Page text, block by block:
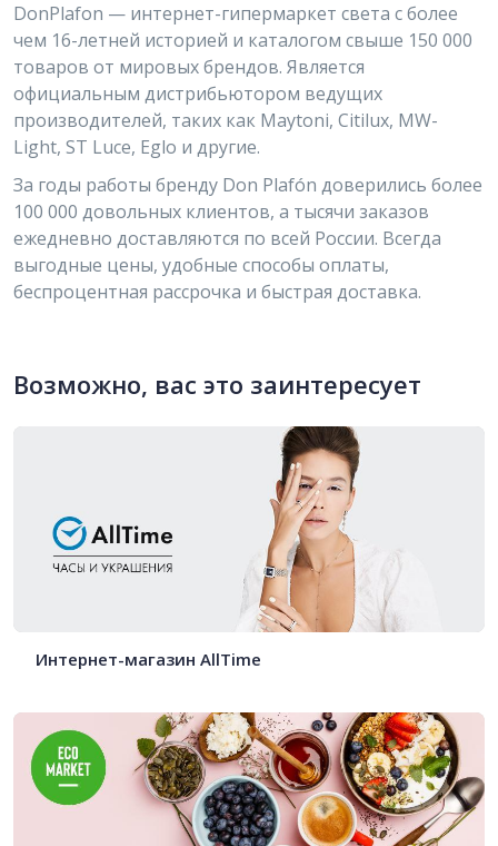
DonPlafon — интернет-гипермаркет света с более
чем 16-летней историей и каталогом свыше 150 000
товаров от мировых брендов. Является
официальным дистрибьютором ведущих
производителей, таких как Maytoni, Citilux, MW-
Light, ST Luce, Eglo и другие.
За годы работы бренду Don Plafón доверились более
100 000 довольных клиентов, а тысячи заказов
ежедневно доставляются по всей России. Всегда
выгодные цены, удобные способы оплаты,
беспроцентная рассрочка и быстрая доставка.
Возможно, вас это заинтересует
Интернет-магазин AllTime